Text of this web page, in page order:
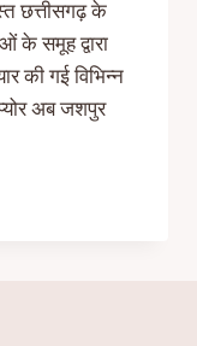
छत्तीसगढ़ के
के समूह द्वारा
की गई विभिन्न
अब जशपुर